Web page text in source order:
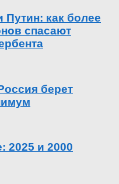
как более
спасают
берет
2025 и 2000